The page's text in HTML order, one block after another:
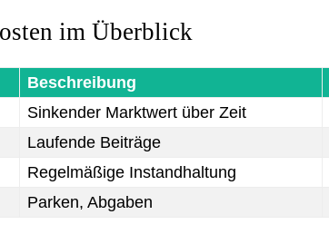
im Überblick
Beschreibung
Sinkender Marktwert über Zeit
Laufende Beiträge
Regelmäßige Instandhaltung
Parken, Abgaben